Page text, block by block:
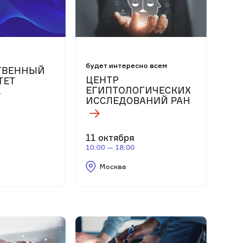
будет интересно всем
ЦЕНТР
ЕГИПТОЛОГИЧЕСКИХ
ИССЛЕДОВАНИЙ РАН
11 октября
10:00 — 18:00
Москва